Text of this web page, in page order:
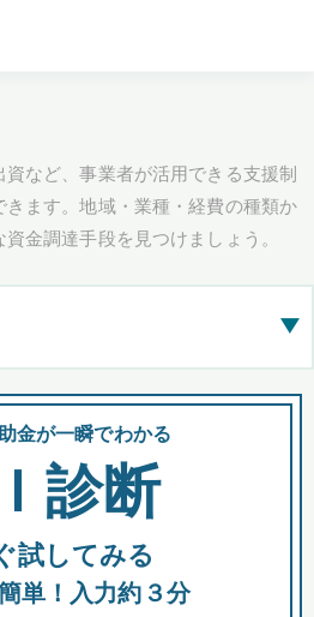
など、事業者が活用できる支援制
ます。地域・業種・経費の種類か
金調達手段を見つけましょう。
▶
めて表示
融資 出資
金が一瞬でわかる
診断
試してみる
単！入力約３分